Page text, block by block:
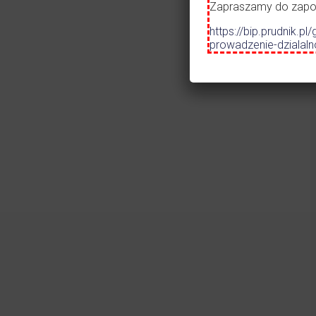
Czytaj więcejZapraszamy do
https://
prowadzenie-